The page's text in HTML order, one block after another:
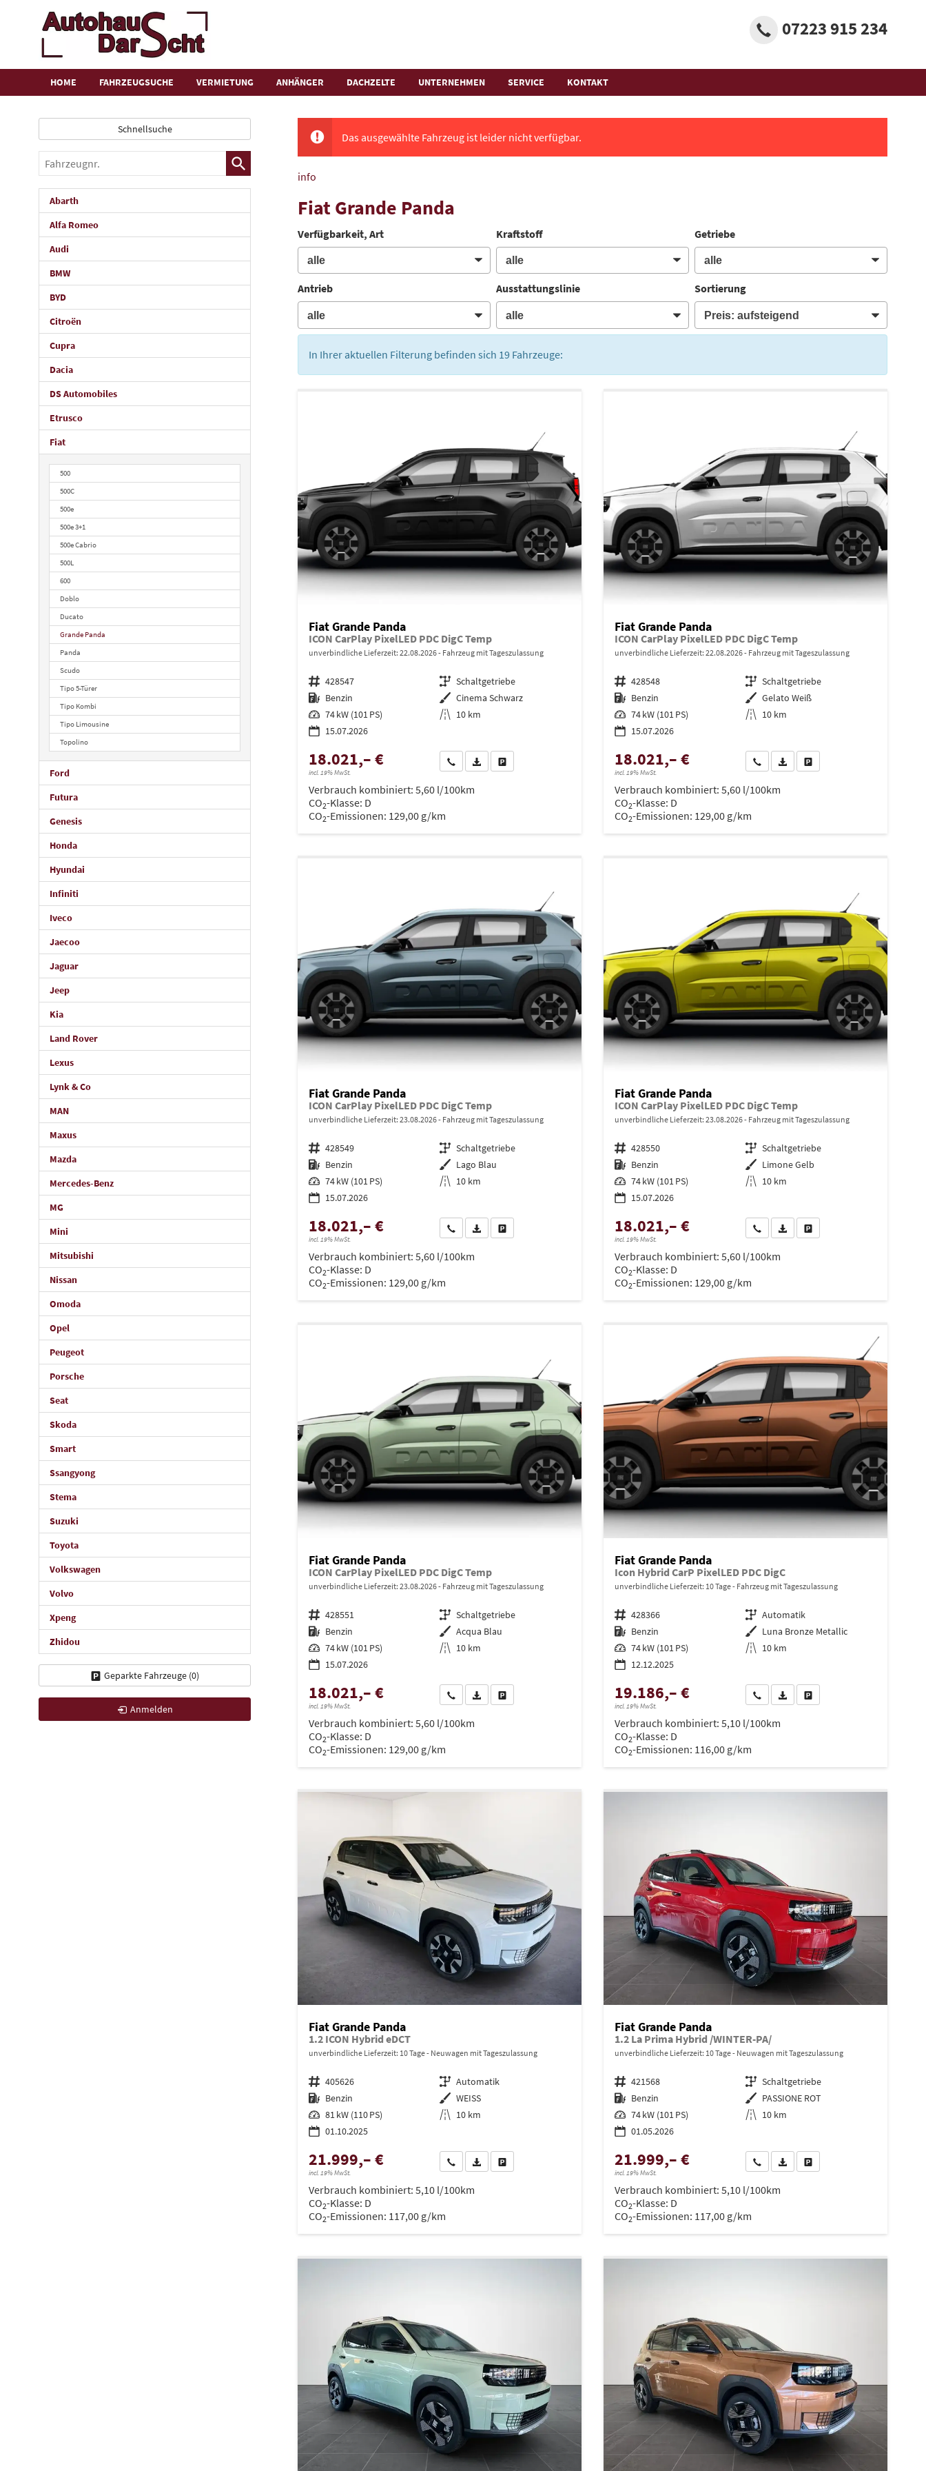
07223 915 234
HOME FAHRZEUGSUCHE VERMIETUNG ANHÄNGER DACHZELTE UNTERNEHMEN SERVICE KONTAKT
Das ausgewählte Fahrzeug ist leider nicht verfügbar.
info
Fiat Grande Panda
Verfügbarkeit, Art Kraftstoff Getriebe
Antrieb Ausstattungslinie Sortierung
In Ihrer aktuellen Filterung befinden sich 19Fahrzeuge:
Fiat Grande Panda
ICON CarPlay PixelLED PDC DigC Temp
unverbindliche Lieferzeit: 22.08.2026 Fahrzeug mit Tageszulassung
Fahrzeugnr. 428547 Getriebe Schaltgetriebe
Kraftstoff Benzin Außenfarbe Cinema Schwarz
Leistung 74 kW (101 PS) Kilometerstand 10 km
15.07.2026
18.021,– €
incl. 19% MwSt.
Wir rufen Sie anPDF-Datei, Fahrzeugexposé drucken
Drucken, parken oder vergleichen
Verbrauch kombiniert: 5,60 l/100km
CO2-Klasse: D
CO2-Emissionen: 129,00 g/km
Fiat Grande Panda
ICON CarPlay PixelLED PDC DigC Temp
unverbindliche Lieferzeit: 22.08.2026 Fahrzeug mit Tageszulassung
Fahrzeugnr. 428548 Getriebe Schaltgetriebe
Kraftstoff Benzin Außenfarbe Gelato Weiß
Leistung 74 kW (101 PS) Kilometerstand 10 km
15.07.2026
18.021,– €
incl. 19% MwSt.
Wir rufen Sie anPDF-Datei, Fahrzeugexposé drucken
Drucken, parken oder
Verbrauch kombiniert: 5,60 l/100km
CO2-Klasse: D
CO2-Emissionen: 129,00 g/km
Fiat Grande Panda
ICON CarPlay PixelLED PDC DigC Temp
unverbindliche Lieferzeit: 23.08.2026 Fahrzeug mit Tageszulassung
Fahrzeugnr. 428549 Getriebe Schaltgetriebe
Kraftstoff Benzin Außenfarbe Lago Blau
Leistung 74 kW (101 PS) Kilometerstand 10 km
15.07.2026
18.021,– €
incl. 19% MwSt.
Wir rufen Sie anPDF-Datei, Fahrzeugexposé drucken
Drucken, parken oder vergleichen
Verbrauch kombiniert: 5,60 l/100km
CO2-Klasse: D
CO2-Emissionen: 129,00 g/km
Fiat Grande Panda
ICON CarPlay PixelLED PDC DigC Temp
unverbindliche Lieferzeit: 23.08.2026 Fahrzeug mit Tageszulassung
Fahrzeugnr. 428550 Getriebe Schaltgetriebe
Kraftstoff Benzin Außenfarbe Limone Gelb
Leistung 74 kW (101 PS) Kilometerstand 10 km
15.07.2026
18.021,– €
incl. 19% MwSt.
Wir rufen Sie anPDF-Datei, Fahrzeugexposé drucken
Drucken, parken oder
Verbrauch kombiniert: 5,60 l/100km
CO2-Klasse: D
CO2-Emissionen: 129,00 g/km
Fiat Grande Panda
ICON CarPlay PixelLED PDC DigC Temp
unverbindliche Lieferzeit: 23.08.2026 Fahrzeug mit Tageszulassung
Fahrzeugnr. 428551 Getriebe Schaltgetriebe
Kraftstoff Benzin Außenfarbe Acqua Blau
Leistung 74 kW (101 PS) Kilometerstand 10 km
15.07.2026
18.021,– €
incl. 19% MwSt.
Wir rufen Sie anPDF-Datei, Fahrzeugexposé drucken
Drucken, parken oder vergleichen
Verbrauch kombiniert: 5,60 l/100km
CO2-Klasse: D
CO2-Emissionen: 129,00 g/km
Fiat Grande Panda
Icon Hybrid CarP PixelLED PDC DigC
unverbindliche Lieferzeit: 10 Tage Fahrzeug mit Tageszulassung
Fahrzeugnr. 428366 Getriebe Automatik
Kraftstoff Benzin Außenfarbe Luna Bronze Metallic
Leistung 74 kW (101 PS) Kilometerstand 10 km
12.12.2025
19.186,– €
incl. 19% MwSt.
Wir rufen Sie anPDF-Datei, Fahrzeugexposé drucken
Drucken, parken oder
Verbrauch kombiniert: 5,10 l/100km
CO2-Klasse: D
CO2-Emissionen: 116,00 g/km
Fiat Grande Panda
1.2 ICON Hybrid eDCT
unverbindliche Lieferzeit: 10 Tage Neuwagen mit Tageszulassung
Fahrzeugnr. 405626 Getriebe Automatik
Kraftstoff Benzin Außenfarbe WEISS
Leistung 81 kW (110 PS) Kilometerstand 10 km
01.10.2025
21.999,– €
incl. 19% MwSt.
Wir rufen Sie an
PDF-Datei, Fahrzeugexposé drucken
Drucken, parken oder vergleichen
Verbrauch kombiniert: 5,10 l/100km
CO2-Klasse: D
CO2-Emissionen: 117,00 g/km
Fiat Grande Panda
1.2 La Prima Hybrid /WINTER-PA/
unverbindliche Lieferzeit: 10 Tage Neuwagen mit Tageszulassung
Fahrzeugnr. 421568 Getriebe Schaltgetriebe
Kraftstoff Benzin Außenfarbe PASSIONE ROT
Leistung 74 kW (101 PS) Kilometerstand 10 km
01.05.2026
21.999,– €
incl. 19% MwSt.
Wir rufen Sie an
PDF-Datei, Fahrzeugexposé drucken
Drucken, parken oder
Verbrauch kombiniert: 5,10 l/100km
CO2-Klasse: D
CO2-Emissionen: 117,00 g/km
Schnellsuche
Fahrzeugnr.
Abarth
Alfa Romeo
Audi
BMW
BYD
Citroën
Cupra
Dacia
DS Automobiles
Etrusco
Fiat
500
500C
500e
500e 3+1
500e Cabrio
500L
600
Doblo
Ducato
Grande Panda
Panda
Scudo
Tipo 5-Türer
Tipo Kombi
Tipo Limousine
Topolino
Ford
Futura
Genesis
Honda
Hyundai
Infiniti
Iveco
Jaecoo
Jaguar
Jeep
Kia
Land Rover
Lexus
Lynk & Co
MAN
Maxus
Mazda
Mercedes-Benz
MG
Mini
Mitsubishi
Nissan
Omoda
Opel
Peugeot
Porsche
Seat
Skoda
Smart
Ssangyong
Stema
Suzuki
Toyota
Volkswagen
Volvo
Xpeng
Zhidou
Geparkte Fahrzeuge (0)
Anmelden